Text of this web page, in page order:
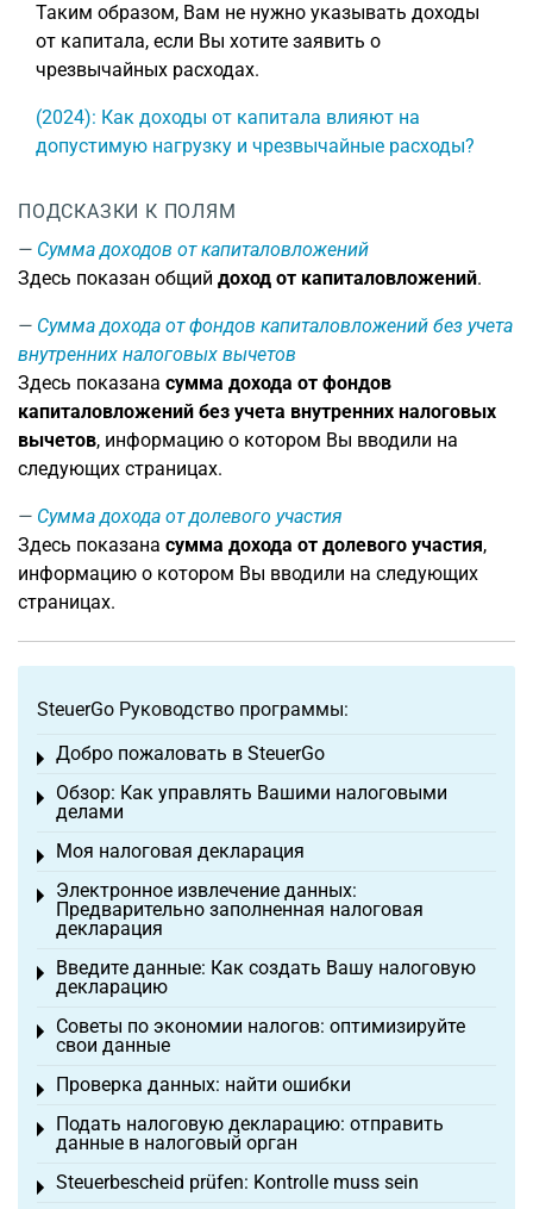
Таким образом, Вам не нужно указывать доходы
от капитала, если Вы хотите заявить о
чрезвычайных расходах.
(2024): Как доходы от капитала влияют на
допустимую нагрузку и чрезвычайные расходы?
ПОДСКАЗКИ К ПОЛЯМ
Сумма доходов от капиталовложений
Здесь показан общий доход от капиталовложений.
Сумма дохода от фондов капиталовложений без учета
внутренних налоговых вычетов
Здесь показана сумма дохода от фондов
капиталовложений без учета внутренних налоговых
вычетов, информацию о котором Вы вводили на
следующих страницах.
Сумма дохода от долевого участия
Здесь показана сумма дохода от долевого участия,
информацию о котором Вы вводили на следующих
страницах.
SteuerGo Руководство программы:
Добро пожаловать в SteuerGo
Toggle menu
Обзор: Как управлять Вашими налоговыми
делами
Toggle menu
Моя налоговая декларация
Toggle menu
Электронное извлечение данных:
Предварительно заполненная налоговая
декларация
Toggle menu
Введите данные: Как создать Вашу налоговую
декларацию
Toggle menu
Советы по экономии налогов: оптимизируйте
свои данные
Toggle menu
Проверка данных: найти ошибки
Toggle menu
Подать налоговую декларацию: отправить
данные в налоговый орган
Toggle menu
Steuerbescheid prüfen: Kontrolle muss sein
Toggle menu